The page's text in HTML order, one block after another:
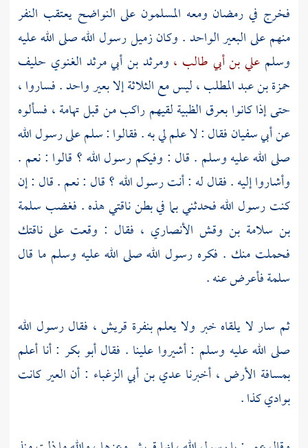
فخرج في رمضان ومعه المسلمون على النواضح يعتقب النفر
منهم على البعير الواحد . وكان زميل رسول الله صلى الله عليه
وسلم علي بن أبي طالب ، ومرثد بن أبي مرثد الغنوي حليف
حمزة بن عبد المطلب ،ليس مع الثلاثة إلا بعير واحد . فساروا ،
حتى إذا كانوابعرق الظبيةلقيهم راكب من قبلتهامة ، فسألوه
عنأبي سفيانفقال : لا علم لي به . فقالوا : سلم على رسول الله
صلى الله عليه وسلم . قال : وفيكم رسول الله ؟ قالوا : نعم .
وأشاروا إليه . فقال له : أنت رسول الله ؟ قال : نعم . قال : إن
كنت رسول الله فحدثني بما في بطن ناقتي هذه . فغضب سلمة
بن سلامة بن وقش الأنصاري ، فقال : وقعت على ناقتك
فحملت منك . فكره رسول الله صلى الله عليه وسلم ما قال
سلمةفأعرض عنه .
ثم سار لا يلقاه خبر ولا يعلم بنفرة قريش ، فقال رسول الله
صلى الله عليه وسلم : أشيروا علينا . فقالأبو بكر : أنا أعلم
بمسافة الأرض ، أخبرنا عدي بن أبي الزغباء : أن العير كانت
بوادي كذا .